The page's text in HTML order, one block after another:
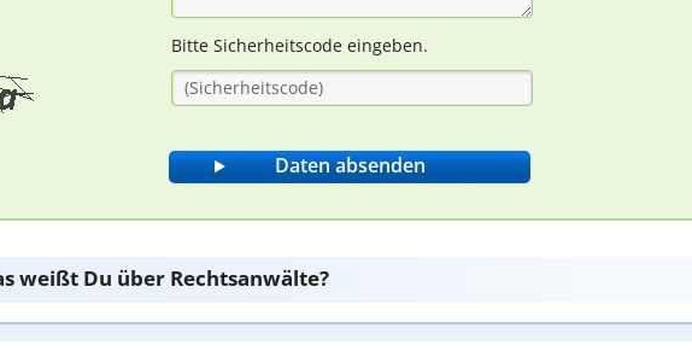
Bitte Sicherheitscode eingeben.
weißt Du über Rechtsanwälte?